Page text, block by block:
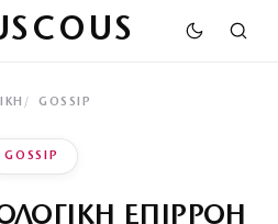
GOSSIP
GOSSIP
ΕΠΙΡΡΟΗ